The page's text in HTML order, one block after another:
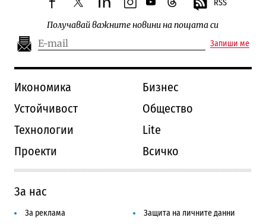
facebooktwitterlinkedininstagram
youtubethreads RSS
Получавай важните новини на пощата си
Запиши ме
Икономика
Бизнес
Устойчивост
Общество
Технологии
Lite
Проекти
Всичко
За нас
За реклама
Защита на личните данни